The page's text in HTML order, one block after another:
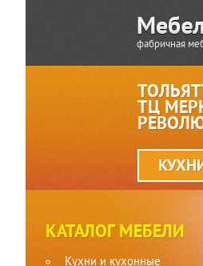
фабричная
ТЦ
КАТАЛОГ МЕБЕЛИ
Кухни и кухонные